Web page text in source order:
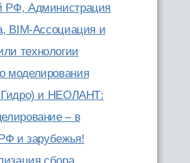
Администрация
BIM-Ассоциация и
технологии
моделирования
и НЕОЛАНТ:
– в
и зарубежья!
сбора